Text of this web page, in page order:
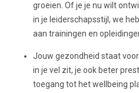
groeien. Of je je nu wilt
in je leiderschapsstijl, we
aan trainingen en
Jouw gezondheid staat
in je vel zit, je ook beter
toegang tot het wellbeing